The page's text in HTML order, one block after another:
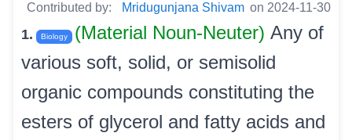
Contributed by: Mridugunjana Shivam on 2024-11-30
1. Biology (Material Noun-Neuter) Any of
various soft, solid, or semisolid
organic compounds constituting the
esters of glycerol and fatty acids and